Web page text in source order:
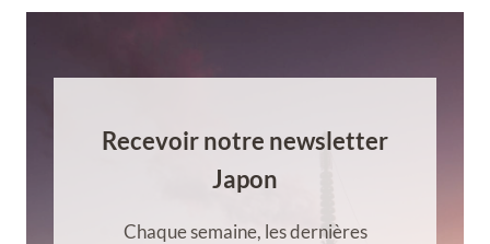
Recevoir notre newsletter
Japon
Chaque semaine, les dernières